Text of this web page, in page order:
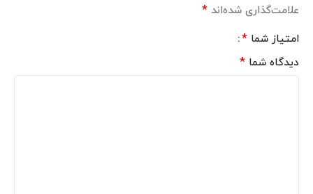
علامت‌گذاری شده‌اند *
امتیاز شما *
دیدگاه شما *